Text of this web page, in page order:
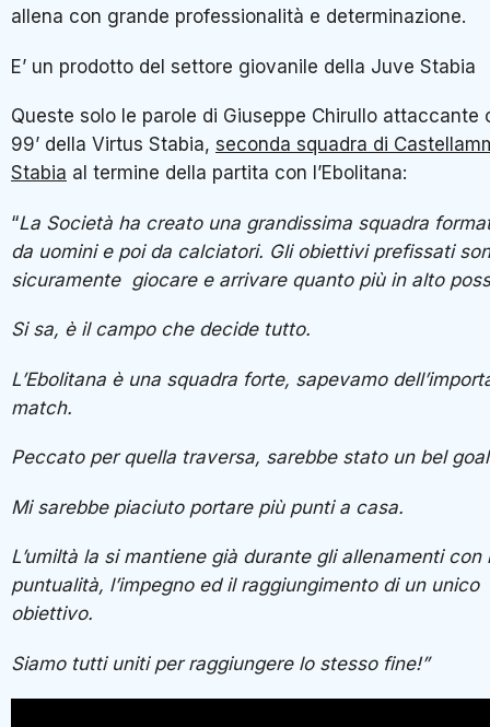
allena con grande professionalità e determinazione.
E’ un prodotto del settore giovanile della Juve Stabia
Queste solo le parole di Giuseppe Chirullo attaccante
99’ della Virtus Stabia, seconda squadra di
Stabia al termine della partita con l’Ebolitana:
“La Società ha creato una grandissima squadra
da uomini e poi da calciatori. Gli obiettivi prefissati
sicuramente giocare e arrivare quanto più in alto
Si sa, è il campo che decide tutto.
L’Ebolitana è una squadra forte, sapevamo
match.
Peccato per quella traversa, sarebbe stato un bel
Mi sarebbe piaciuto portare più punti a casa.
L’umiltà la si mantiene già durante gli allenamenti con
puntualità, l’impegno ed il raggiungimento di un unico
obiettivo.
Siamo tutti uniti per raggiungere lo stesso fine!”